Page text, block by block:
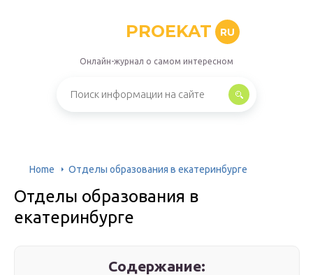
PROEKAT RU
Онлайн-журнал о самом интересном
Home Отделы образования в екатеринбурге
Отделы образования в
екатеринбурге
Содержание: